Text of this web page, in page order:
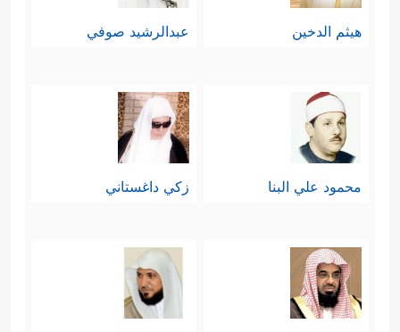
هيثم الدخين عبدالرشيد صوفي
محمود علي البنا زكي داغستاني